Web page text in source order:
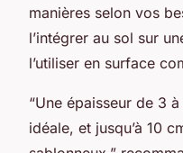
manières selon vos
l’intégrer au sol sur
l’utiliser en surface
“Une épaisseur de 3
idéale, et jusqu’à 10